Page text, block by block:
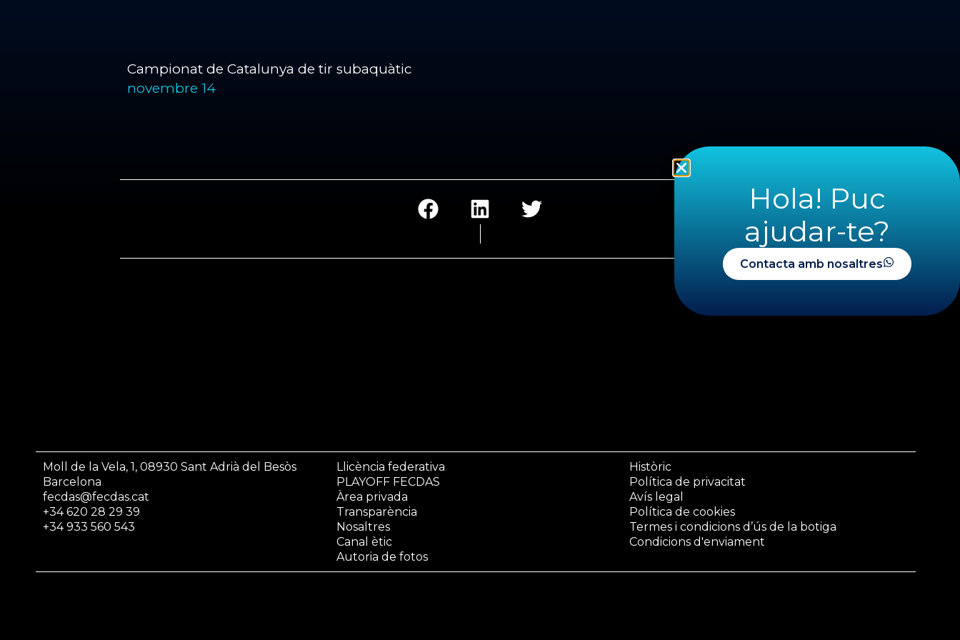
Campionat de Catalunya de tir subaquàtic
novembre 14
SEGÜENT
Moll de la Vela, 1, 08930 Sant Adrià del Besòs
Barcelona
fecdas@fecdas.cat
+34 620 28 29 39
+34 933 560 543
Llicència federativa
PLAYOFF FECDAS
Àrea privada
Transparència
Nosaltres
Canal ètic
Autoria de fotos
Històric
Política de privacitat
Avís legal
Política de cookies
Termes i condicions d’ús de la botiga
Condicions d'enviament
Hola! Puc
ajudar-te?
Contacta amb nosaltres